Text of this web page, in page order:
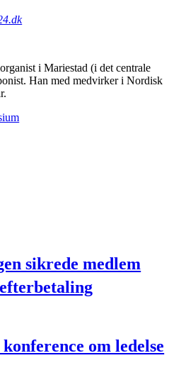
i Mariestad (i det centrale
Han med medvirker i Nordisk
sikrede medlem
om ledelse